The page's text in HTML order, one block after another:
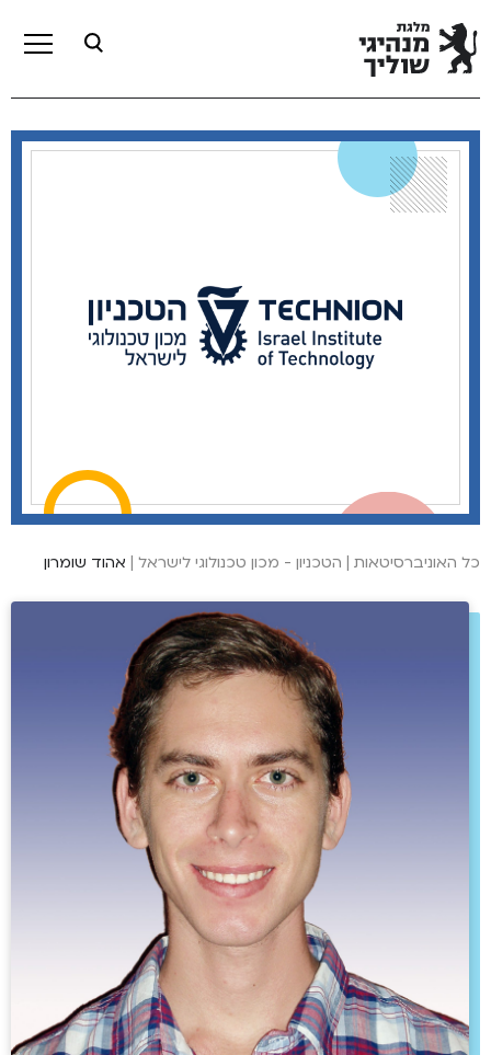
כל האוניברסיטאות | הטכניון - מכון טכנולוגי לישראל | אהוד שומרון